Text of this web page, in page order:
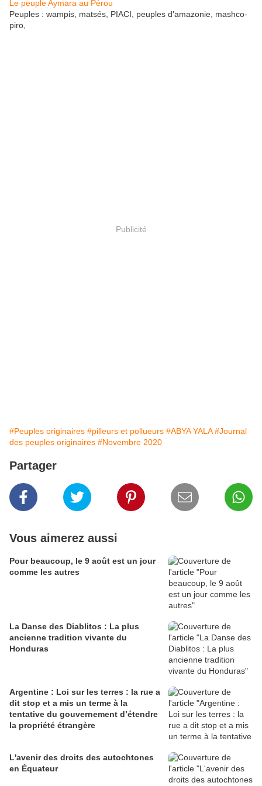
Le peuple Aymara au Pérou
Peuples : wampis, matsés, PIACI, peuples d'amazonie, mashco-
piro,
Publicité
#Peuples originaires #pilleurs et pollueurs #ABYA YALA #Journal
des peuples originaires #Novembre 2020
Partager
Vous aimerez aussi
Pour beaucoup, le 9 août est un jour
comme les autres
La Danse des Diablitos : La plus
ancienne tradition vivante du
Honduras
Argentine : Loi sur les terres : la rue a
dit stop et a mis un terme à la
tentative du gouvernement d’étendre
la propriété étrangère
L'avenir des droits des autochtones
en Équateur